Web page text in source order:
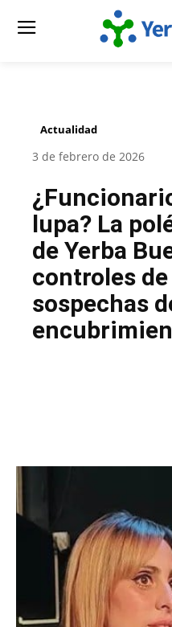
Actualidad
3 de febrero de 2026
lupa? La
de Yerba
controles
sospechas